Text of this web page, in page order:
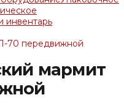
инвентарь
70 передвижной
мармит